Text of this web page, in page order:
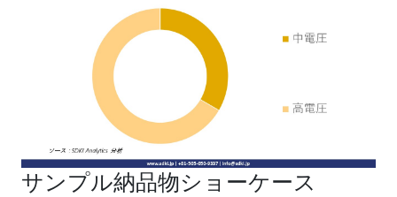
サンプル納品物ショーケース